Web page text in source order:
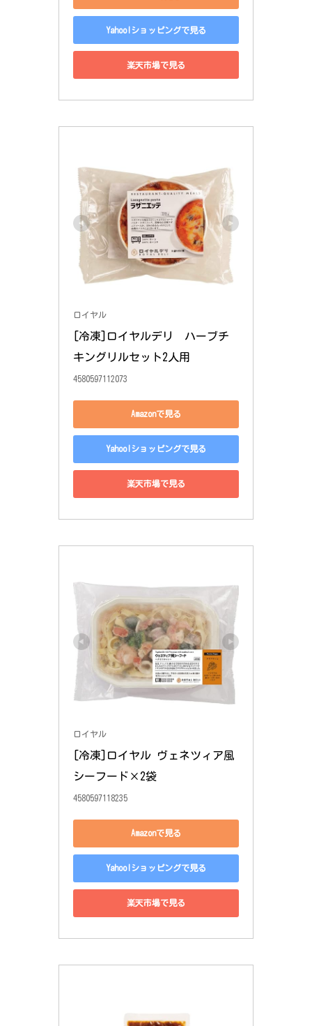
Yahoo!ショッピングで見る
楽天市場で見る
ロイヤル
[冷凍]ロイヤルデリ　ハーブチ
キングリルセット2人用
4580597112073
Amazonで見る
Yahoo!ショッピングで見る
楽天市場で見る
ロイヤル
[冷凍]ロイヤル ヴェネツィア風
シーフード×2袋
4580597118235
Amazonで見る
Yahoo!ショッピングで見る
楽天市場で見る